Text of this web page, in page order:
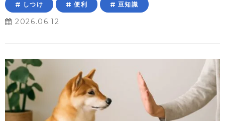
しつけ 便利 豆知識
2026.06.12